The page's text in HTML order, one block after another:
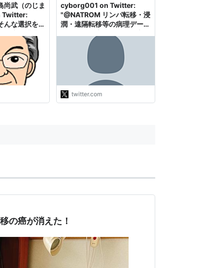
尚武（のじま
Twitter:
んな選択を強
いから。難し
亡くなるのが
、そこに、超
追加すると、
っても肝転移
すると、治
にある。
cyborg001 on Twitter:
"@NATROM リンパ転移・浸
潤・遠隔転移等の病理データ
再発データを公表した上で
「福島は過剰診断である」と
する論文は一度も示されてい
ないません。残念ながら、そ
れらの論文のいずれも検診の
予後改善効果を否定す…
https://t.co/3B3add2lgP"
twitter.com
の癌が消えた！